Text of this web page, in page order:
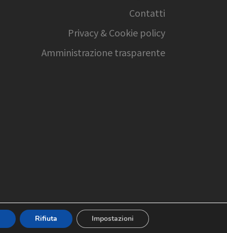
Contatti
Privacy & Cookie policy
Amministrazione trasparente
realizzazione sito web: arCube
Rifiuta Impostazioni